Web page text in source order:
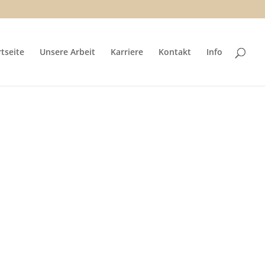
Unsere Arbeit Karriere Kontakt Info